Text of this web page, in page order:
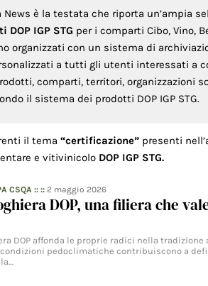
News è la testata che riporta un’ampia
DOP IGP STG per i comparti Cibo, Vino,
organizzati con un sistema di
a tutti gli utenti interessati a
comparti, territori, organizzazioni
il sistema dei prodotti DOP IGP STG.
il tema “certificazione” presenti
e vitivinicolo DOP IGP STG.
CSQA :: ::2 maggio 2026
DOP, una filiera che
DOP affonda le proprie radici nella
condizioni pedoclimatiche contribuiscono a